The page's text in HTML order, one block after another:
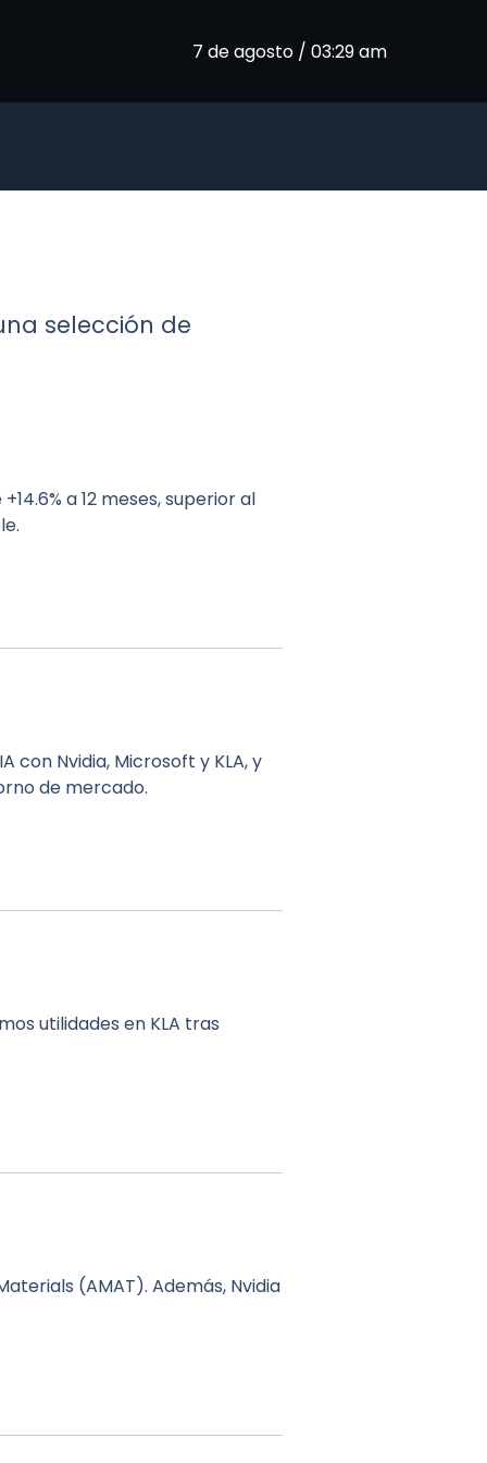
7 de agosto / 03:29 am
selección de
a 12 meses, superior al
con Nvidia, Microsoft y KLA, y
de mercado.
utilidades en KLA tras
(AMAT). Además, Nvidia